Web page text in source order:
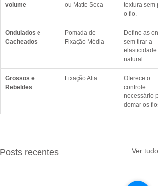
volume
ou Matte Seca
textura sem
o fio.
Ondulados e
Cacheados
Pomada de
Fixação Média
Define as
sem tirar a
elasticidade
natural.
Grossos e
Rebeldes
Fixação Alta
Oferece o
controle
necessário
domar os fios.
Posts recentes Ver tudo